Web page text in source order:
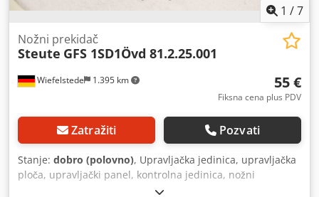
1 /7
Wiefelstede 1.395 km
Nožni prekidač
Steute GFS 1SD1Övd 81.2.25.001
55 €
Fiksna cena plus PDV
Zatražiti Pozvati
Stanje: dobro (polovno), Upravljačka jedinica, upravljačka
ploča, upravljački panel, kontrolna jedinica, nožni
prekidač, sigurnosni nožni prekidač, prekidač za